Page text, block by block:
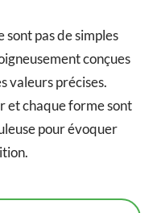
sont pas de simples
conçues
valeurs précises.
et chaque forme sont
pour évoquer